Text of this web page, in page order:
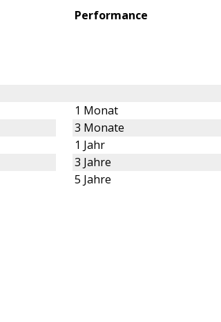
Performance
1 Monat
3 Monate
1 Jahr
3 Jahre
5 Jahre